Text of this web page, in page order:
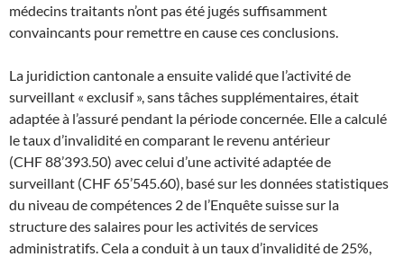
médecins traitants n’ont pas été jugés suffisamment
convaincants pour remettre en cause ces conclusions.
La juridiction cantonale a ensuite validé que l’activité de
surveillant « exclusif », sans tâches supplémentaires, était
adaptée à l’assuré pendant la période concernée. Elle a calculé
le taux d’invalidité en comparant le revenu antérieur
(CHF 88’393.50) avec celui d’une activité adaptée de
surveillant (CHF 65’545.60), basé sur les données statistiques
du niveau de compétences 2 de l’Enquête suisse sur la
structure des salaires pour les activités de services
administratifs. Cela a conduit à un taux d’invalidité de 25%,